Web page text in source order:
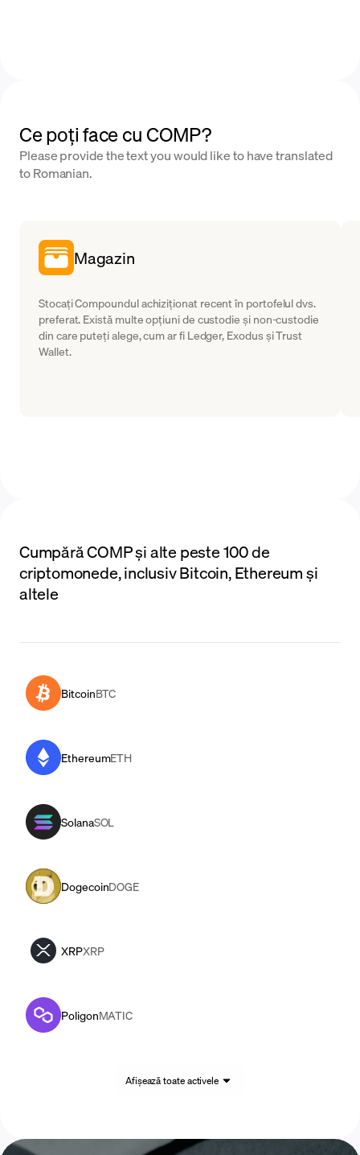
Ce poți face cu COMP?
Please provide the text you would like to have translated
to Romanian.
Magazin
Stocați Compoundul achiziționat recent în portofelul dvs.
preferat. Există multe opțiuni de custodie și non-custodie
din care puteți alege, cum ar fi Ledger, Exodus și Trust
Wallet.
Cumpără COMP și alte peste 100 de
criptomonede, inclusiv Bitcoin, Ethereum și
altele
BitcoinBTC
EthereumETH
SolanaSOL
DogecoinDOGE
XRPXRP
PoligonMATIC
Afișează toate activele